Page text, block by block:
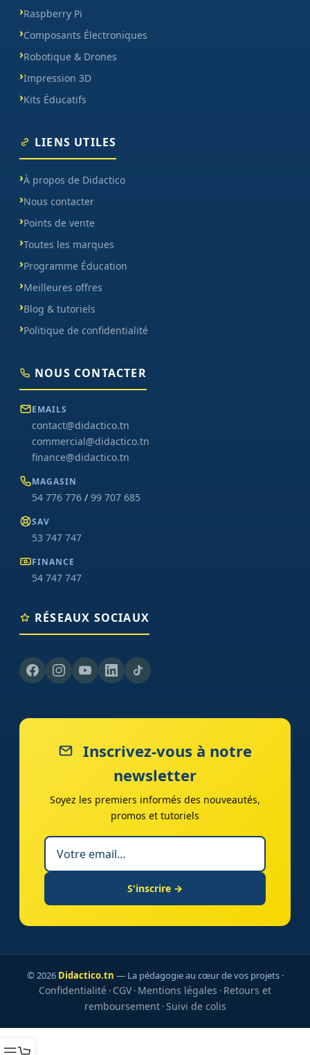
Raspberry Pi
Composants Électroniques
Robotique & Drones
Impression 3D
Kits Éducatifs
LIENS UTILES
À propos de Didactico
Nous contacter
Points de vente
Toutes les marques
Programme Éducation
Meilleures offres
Blog & tutoriels
Politique de confidentialité
NOUS CONTACTER
EMAILS
contact@didactico.tn
commercial@didactico.tn
finance@didactico.tn
MAGASIN
54 776 776 / 99 707 685
SAV
53 747 747
FINANCE
54 747 747
RÉSEAUX SOCIAUX
Inscrivez-vous à notre
newsletter
Soyez les premiers informés des nouveautés,
promos et tutoriels
S'inscrire →
© 2026 Didactico.tn — La pédagogie au cœur de vos projets ·
Confidentialité · CGV· Mentions légales · Retours et
remboursement·Suivi de colis